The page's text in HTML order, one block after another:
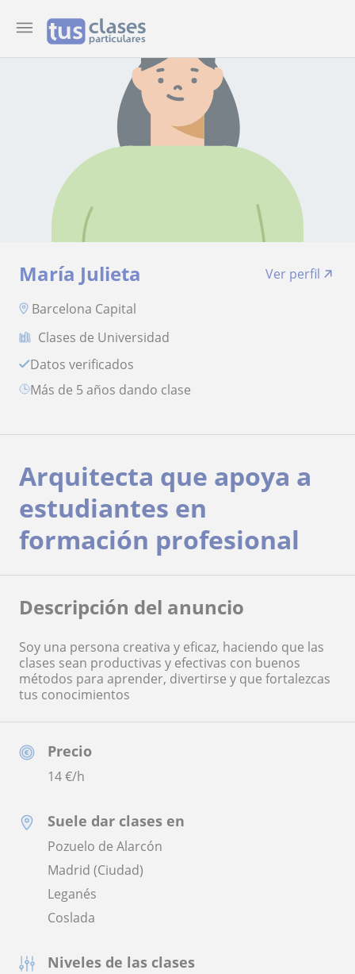
María Julieta
Ver perfil
Barcelona Capital
Clases de Universidad
Datos verificados
más de 5 años dando clase
Precio
14€/h
Suele dar clases en
Pozuelo de Alarcón
Madrid (Ciudad)
Leganés
Coslada
Niveles de las clases
Arquitecta que apoya a
estudiantes en
formación profesional
Descripción del anuncio
Soy una persona creativa y eficaz, haciendo que las
clases sean productivas y efectivas con buenos
métodos para aprender, divertirse y que fortalezcas
tus conocimientos